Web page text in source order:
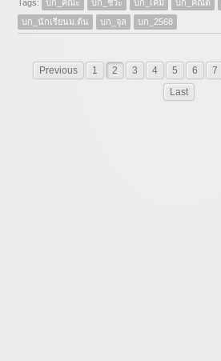
Tags: บก_คณะ บก_ชีวะ บก_เคมี บก_คณิต
บก_นักเรียนม.ต้น
บก_จุล บก_2568
Previous 1 2 3 4 5 6 7
Last